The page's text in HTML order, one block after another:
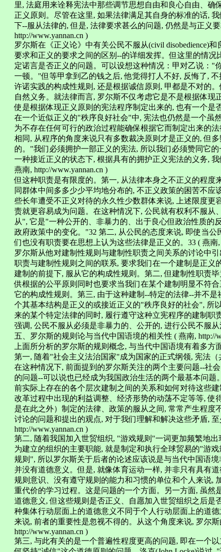
里, 法庭用来诠释宪法中那些调节思想自由和良心自由、确
正义原则。尽管在这里, 如果法律满足其自身的标准的话,
下--服从法律的, 但是, 法律要求甚么的问题, 仍然是与正义
http://www.yannan.cn )
罗尔斯在《正义论》中有关公民不服从(civil disobedience)
要求和正义的要求之间的区别--的详细发挥。但这里的情
定诺言是否正义的问题。可以设想这种情况：甲对乙说："
一顿。"但等甲拿到乙的钱之后, 他觉得打人不好, 反悔了,
许诺实践的构成性规则, 还是根据诚信原则, 甲都是不对的
自然义务。就法律而言, 罗尔斯不仅考虑它是不是根据体
使是根据体现正义原则的宪法程序制定出来的, 也有一个是
在一个近似正义的"秩序良好社会"中, 宪法也仍然是一个虽
为不存在任何可行的政治过程能确保根据它而制定出来的
相同, 从程序的角度来说只有多数裁决原则才是正义的, 但
的。"我们必须拥护一部正义的宪法, 所以我们必须赞同它
一种接近正义的状态下, 根据具有的拥护正义宪法的义务,
燕南, http://www.yannan.cn )
但这种职责是有限度的。第一, 从法律本身之不正义的程度
同群体中间多多少少平均地分布的, 不正义政策的困苦不
些长年遭受不正义对待的永久性少数群体来说, 上述限度更
责就更容易成为问题。在这种情况下, 公民就有权利不服从
从", 它是"一种公开的、非暴力的、出于良心但政治性质的
政府政策中的变化。"32 第二, 从公民的态度来说, 即使当
们也没有职责要在思想上认为这些法律是正义的。33 ( 燕南,
罗尔斯从他对建制性规则与建制性职责之间关系的讨论中
职责与建制性规则之间的联系, 要求我们在一个建制是正义
建制的前提下, 服从它的构成性规则。第二, 但建制性职责
供根据的公平原则同时也要求当我们在某个建制明显不符
它的构成性规则。第三, 由于这种建制--特定的法律--并不
个其基本结构是正义的或接近正义的"秩序良好的社会", 所
来的某个特定法律的同时, 履行遵守这种立宪程序的建制职
强调, 公民不服从必须是非暴力的、公开的, 进行公民不服
五、罗尔斯的规则论与当代中国语境的相关性 ( 燕南, http://
上面所分析的罗尔斯的规则概念, 与当代中国语境有着多方
第一, 随着"社会主义法治国家"成为国家的正式纲领, 宪法
在这种情况下, 前面提到的罗尔斯关注的两个主要问题--社
的问题--可以说也已经成为我国政治生活的两个最基本问
前实际上存在的各个层次建制之间的关系和如何对待这些
改革过程中出现的利益调整、经济形势的动荡不定等等, 使
是在此之外）制定的法律、政策的服从之间, 常常产生程
讨论的问题和提出的观点, 对于我们理解和解决这些矛盾,
http://www.yannan.cn )
第二, 随着我国加入世贸组织, "游戏规则"一词更加频繁地
为建立的组织的主要职能, 就是制定和执行全球贸易的"游
规则", 所以罗尔斯关于后者的论述应该说是与当代中国语
并没有道德意义。但是, 就像体育运动一样, 并非只有具有
规则意识、没有遵守规则的能力和习惯的单位和个人来说,
重代价的学习过程。这是问题的一个方面。另一方面, 虽然
道德意义, 但这些规则是否正义、自愿加入世贸组织之后是
种集体行动层面上的道德意义不同于个人行动层面上的道
来说, 前者的重要性是忽视不得的。从这个角度来说, 罗尔
http://www.yannan.cn )
第三, 与此有关的是一个普遍性程度更高的问题, 即在一个